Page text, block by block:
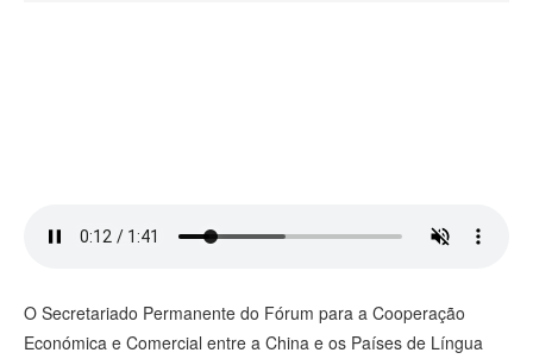
O Secretariado Permanente do Fórum para a Cooperação
Económica e Comercial entre a China e os Países de Língua